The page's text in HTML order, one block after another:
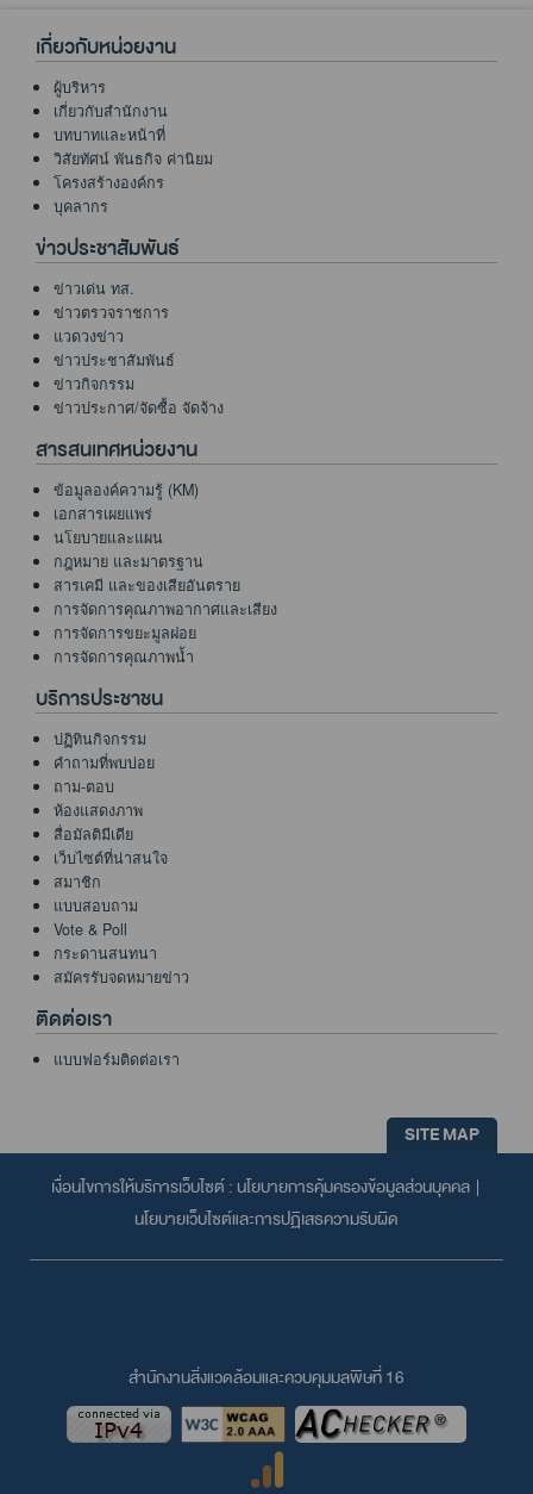
เกี่ยวกับหน่วยงาน
ผู้บริหาร
เกี่ยวกับสำนักงาน
บทบาทและหน้าที่
วิสัยทัศน์ พันธกิจ ค่านิยม
โครงสร้างองค์กร
บุคลากร
ข่าวประชาสัมพันธ์
ข่าวเด่น ทส.
ข่าวตรวจราชการ
แวดวงข่าว
ข่าวประชาสัมพันธ์
ข่าวกิจกรรม
ข่าวประกาศ/จัดซื้อ จัดจ้าง
สารสนเทศหน่วยงาน
ข้อมูลองค์ความรู้ (KM)
เอกสารเผยแพร่
นโยบายและแผน
กฎหมาย และมาตรฐาน
สารเคมี และของเสียอันตราย
การจัดการคุณภาพอากาศและเสียง
การจัดการขยะมูลฝอย
การจัดการคุณภาพน้ำ
บริการประชาชน
ปฏิทินกิจกรรม
คำถามที่พบบ่อย
ถาม-ตอบ
ห้องแสดงภาพ
สื่อมัลติมีเดีย
เว็บไซต์ที่น่าสนใจ
สมาชิก
แบบสอบถาม
Vote & Poll
กระดานสนทนา
สมัครรับจดหมายข่าว
ติดต่อเรา
แบบฟอร์มติดต่อเรา
SITE MAP
เงื่อนไขการให้บริการเว็บไซต์ : นโยบายการคุ้มครองข้อมูลส่วนบุคคล |
นโยบายเว็บไซต์และการปฏิเสธความรับผิด
สำนักงานสิ่งแวดล้อมและควบคุมมลพิษที่ 16